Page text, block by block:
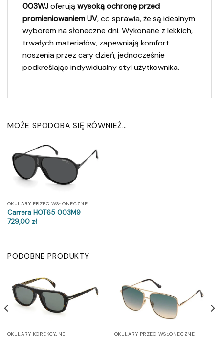
003WJoferują wysoką ochronę przed
promieniowaniem UV, co sprawia, że są idealnym
wyborem na słoneczne dni. Wykonane z lekkich,
trwałych materiałów, zapewniają komfort
noszenia przez cały dzień, jednocześnie
podkreślając indywidualny styl użytkownika.
MOŻE SPODOBA SIĘ RÓWNIEŻ…
OKULARY PRZECIWSŁONECZNE
Carrera HOT65 003M9
729,00 zł
PODOBNE PRODUKTY
OKULARY KOREKCYJNE OKULARY PRZECIWSŁONECZNE